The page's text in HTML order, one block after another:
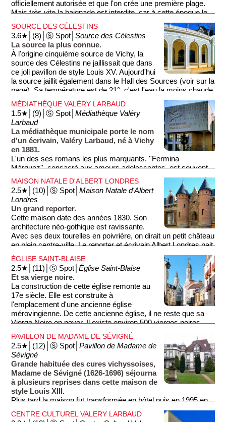
officiellement autorisée et que l'on crée une première plage.
Mais très vite la baignade est interdite, car à cette époque le
cours d'eau est pollué. Il faut attendre les années 2000 pour
qu'une nouvelle plage soit aménagée (600 m² de sable fin) et
que la baignade soit autorisée. Attention toutefois, la plage
n'est ouverte qu'en juillet et en août. La baignade est
surveillée ce qui en fait un lieu très apprécié des familles. Sur
place, on trouve des jeux pour les enfants, des terrains de
sport, des cabines, des douches, des tables de pique-nique et
une petite buvette.
SOURCE DES CÉLESTINS
3.6★│(8)│Ⓢ Spot│Source des Célestins
La source la plus connue.
À l'origine cinquième source de Vichy, la
source des Célestins ne jaillissait que dans
ce joli pavillon de style Louis XV. Aujourd'hui
la source jaillit également dans le Hall des Sources (voir sur la
page). Sa température est de 21°, c'est l'eau la moins chaude
des cinq sources de Vichy, mais c'est la plus connue. Elle
doit son nom au Couvent des Célestins qui se trouvait ici
autrefois. Du couvent, il ne reste qu'un mur que vous pouvez
apercevoir derrière le pavillon.
MÉDIATHÈQUE VALÉRY LARBAUD
1.5★│(9)│Ⓢ Spot│Médiathèque Valéry
Larbaud
La médiathèque municipale porte le nom
d'un écrivain, Valéry Larbaud, né à Vichy
en 1881.
L'un des ses romans les plus marquants, ''Fermina
Márquez'', consacré aux amours adolescentes, est souvent
comparé au ''Grand Meaulnes'' d'Alain-Fournier. La
médiathèque dispose de près de 14·000 livres, 180
manuscrits, 8·800 lettres ainsi que de nombreux documents.
L'immeuble est de style récent, mais le mobilier est d'origine.
La médiathèque propose également des expositions, des
spectacles, des ateliers-découverte...
MAISON NATALE D'ALBERT LONDRES
2.5★│(10)│Ⓢ Spot│Maison Natale d'Albert
Londres
Un grand reporter.
Cette maison date des années 1830. Son
architecture néo-gothique est ravissante.
Avec ses deux tourelles en poivrière, on dirait un petit château
en plein centre-ville. Le reporter et écrivain Albert Londres nait
dans cette maison en 1884. Il est considéré comme le père
du grand reportage, et un prix portant son nom est remis
chaque année comme grande distinction du journalisme
francophone.
ÉGLISE SAINT-BLAISE
2.5★│(11)│Ⓢ Spot│Église Saint-Blaise
Et sa vierge noire.
La construction de cette église remonte au
17e siècle. Elle est construite à
l'emplacement d'une ancienne église
mérovingienne. De cette ancienne église, il ne reste que sa
Vierge Noire en noyer. Il existe environ 500 vierges noires
dans le monde, mais on ne connait pas bien l'origine de leur
couleur. Il semblerait qu'à l'origine la vierge n'est pas noire.
C'est la peinture rose du visage et des mains qui s'oxyderait
avec le temps, transformant la vierge en vierge noire. La
vierge noire de Vichy est vénérée et promenée en procession
sur le parvis du Grand Casino tous les 15 août.
PAVILLON DE MADAME DE SÉVIGNÉ
2.5★│(12)│Ⓢ Spot│Pavillon de Madame de
Sévigné
Grande habituée des cures vichyssoises,
Madame de Sévigné (1626-1696) séjourna
à plusieurs reprises dans cette maison de
style Louis XIII.
Plus tard la maison fut transformée en hôtel puis en 1995 en
résidence privée. Madame de Sévigné est connue pour ses
1·120 lettres qu'elle envoya pendant trente ans à sa fille et à
CENTRE CULTUREL VALERY LARBAUD